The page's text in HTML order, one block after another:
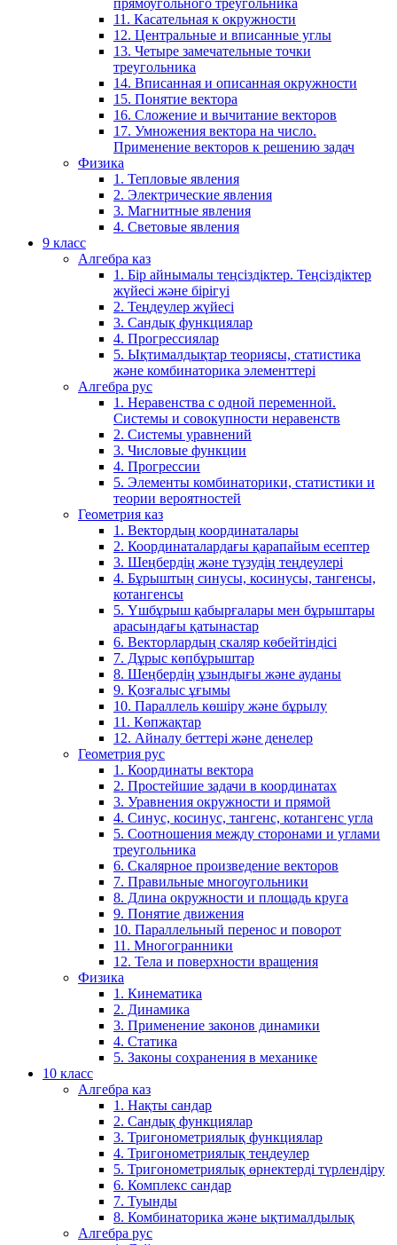
11. Касательная к окружности
12. Центральные и вписанные углы
13. Четыре замечательные точки
треугольника
14. Вписанная и описанная окружности
15. Понятие вектора
16. Сложение и вычитание векторов
17. Умножения вектора на число.
Применение векторов к решению задач
Физика
1. Тепловые явления
2. Электрические явления
3. Магнитные явления
4. Световые явления
9 класс
Алгебра каз
1. Бір айнымалы теңсіздіктер. Теңсіздіктер
жүйесі және бірігуі
2. Теңдеулер жүйесі
3. Сандық функциялар
4. Прогрессиялар
5. Ықтималдықтар теориясы, статистика
және комбинаторика элементтері
Алгебра рус
1. Неравенства с одной переменной.
Системы и совокупности неравенств
2. Системы уравнений
3. Числовые функции
4. Прогрессии
5. Элементы комбинаторики, статистики и
теории вероятностей
Геометрия каз
1. Вектордың координаталары
2. Координаталардағы қарапайым есептер
3. Шеңбердің және түзудің теңдеулері
4. Бұрыштың синусы, косинусы, тангенсы,
котангенсы
5. Үшбұрыш қабырғалары мен бұрыштары
арасындағы қатынастар
6. Векторлардың скаляр көбейтіндісі
7. Дұрыс көпбұрыштар
8. Шеңбердің ұзындығы және ауданы
9. Қозғалыс ұғымы
10. Параллель көшіру және бұрылу
11. Көпжақтар
12. Айналу беттері және денелер
Геометрия рус
1. Координаты вектора
2. Простейшие задачи в координатах
3. Уравнения окружности и прямой
4. Синус, косинус, тангенс, котангенс угла
5. Соотношения между сторонами и углами
треугольника
6. Скалярное произведение векторов
7. Правильные многоугольники
8. Длина окружности и площадь круга
9. Понятие движения
10. Параллельный перенос и поворот
11. Многогранники
12. Тела и поверхности вращения
Физика
1. Кинематика
2. Динамика
3. Применение законов динамики
4. Статика
5. Законы сохранения в механике
10 класс
Алгебра каз
1. Нақты сандар
2. Сандық функциялар
3. Тригонометриялық функциялар
4. Тригонометриялық теңдеулер
5. Тригонометриялық өрнектерді түрлендіру
6. Комплекс сандар
7. Туынды
8. Комбинаторика және ықтималдылық
Алгебра рус